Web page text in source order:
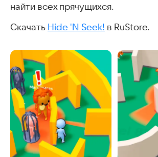
найти всех прячущихся.
Скачать Hide 'N Seek! в RuStore.